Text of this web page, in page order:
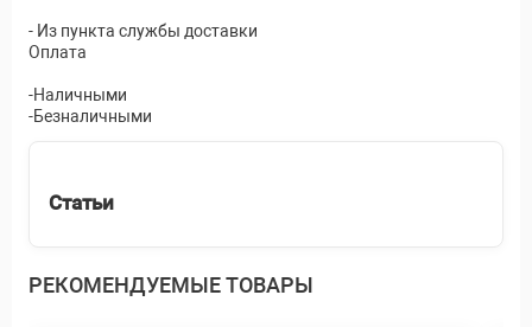
- Из пункта службы доставки
Оплата
-Наличными
-Безналичными
Статьи
РЕКОМЕНДУЕМЫЕ ТОВАРЫ